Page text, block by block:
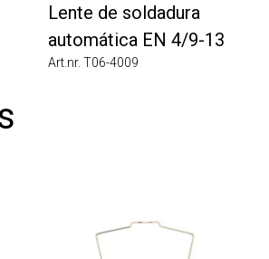
Lente de soldadura
automática EN 4/9-13
Art.nr. T06-4009